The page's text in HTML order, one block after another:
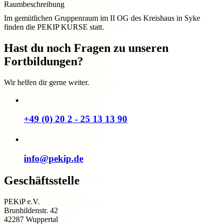
Raumbeschreibung
Im gemütlichen Gruppenraum im II OG des Kreishaus in Syke
finden die PEKIP KURSE statt.
Hast du noch Fragen zu unseren
Fortbildungen?
Wir helfen dir gerne weiter.
+49 (0) 20 2 - 25 13 13 90
info@pekip.de
Geschäftsstelle
PEKiP e.V.
Brunhildenstr. 42
42287 Wuppertal